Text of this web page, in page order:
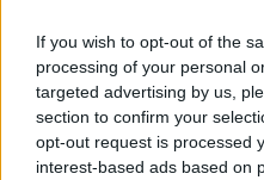
If you wish to opt-out of the
processing of your personal
targeted advertising by us,
section to confirm your
opt-out request is processed
interest-based ads based on
a Boldogság, gyere haza
1973-as számai, az
választanic.
velem rózsát szedni
mindenkinek neve